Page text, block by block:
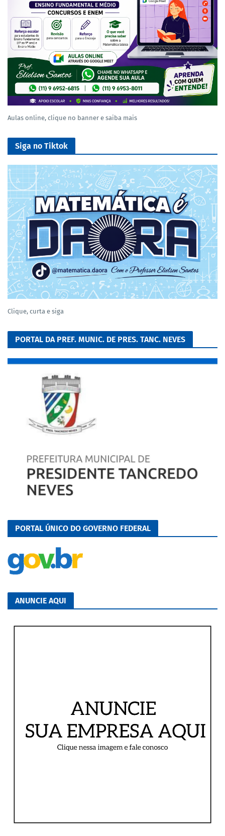
Aulas online, clique no banner e saiba mais
Siga no Tiktok
Clique, curta e siga
PORTAL DA PREF. MUNIC. DE PRES. TANC. NEVES
PORTAL ÚNICO DO GOVERNO FEDERAL
ANUNCIE AQUI